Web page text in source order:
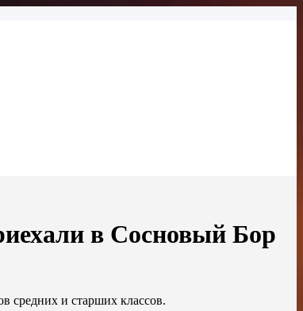
в Сосновый Бор
средних и старших классов.